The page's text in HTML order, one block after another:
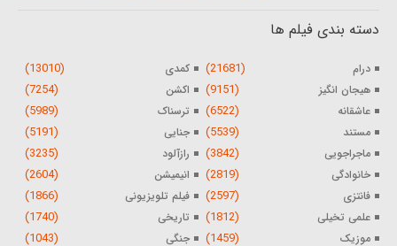
دسته بندی فیلم ها
درام (21681) کمدی (13010)
هیجان انگیز (9151) اکشن (7254)
عاشقانه (6522) ترسناک (5989)
مستند (5539) جنایی (5191)
ماجراجویی (3842) رازآلود (3235)
خانوادگی (2819) انیمیشن (2604)
فانتزی (2597) فیلم تلویزیونی (1866)
علمی تخیلی (1812) تاریخی (1740)
موزیک (1459) جنگی (1043)